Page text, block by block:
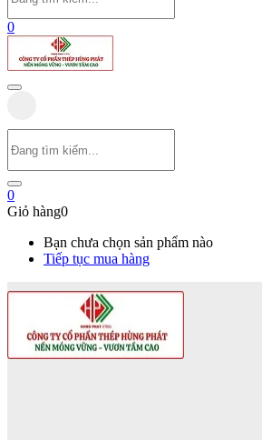
0
0
Giỏ hàng0
Bạn chưa chọn sản phẩm nào
Tiếp tục mua hàng